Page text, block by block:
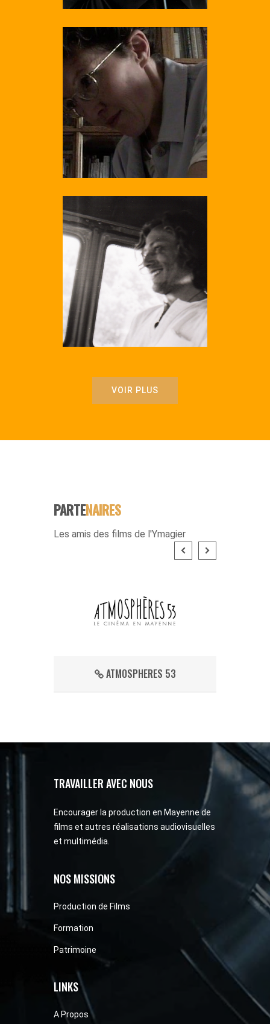
VOIR PLUS
PARTENAIRES
Les amis des films de l'Ymagier
ATMOSPHERES 53
TRAVAILLER AVEC NOUS
Encourager la production en Mayenne de
films et autres réalisations audiovisuelles
et multimédia.
NOS MISSIONS
Production de Films
Formation
Patrimoine
LINKS
A Propos